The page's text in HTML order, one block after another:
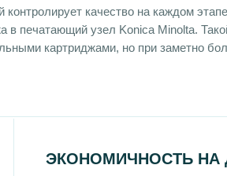
качество на каждом этапе
в печатающий узел Konica Minolta.
картриджами, но при заметно
ЭКОНОМИЧНОСТЬ НА